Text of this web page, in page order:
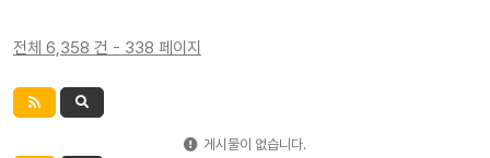
전체 6,358 건 - 338 페이지
게시물이 없습니다.